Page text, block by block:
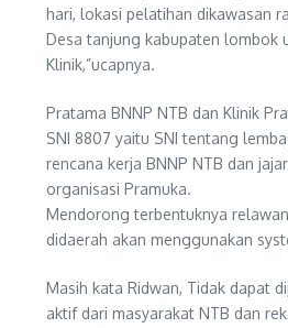
hari, lokasi pelatihan dikawasan
Desa tanjung kabupaten lombok
Klinik,”ucapnya.
Pratama BNNP NTB dan Klinik
SNI 8807 yaitu SNI tentang
rencana kerja BNNP NTB dan
organisasi Pramuka.
Mendorong terbentuknya
didaerah akan menggunakan
Masih kata Ridwan, Tidak dapat
aktif dari masyarakat NTB dan